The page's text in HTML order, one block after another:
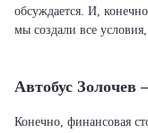
обсуждается. И,
мы создали все
Автобус Золочев
Конечно, финансовая